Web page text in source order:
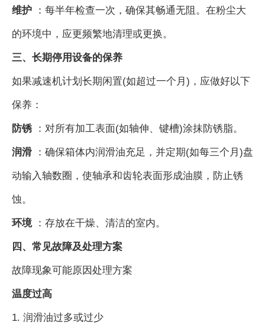
维护：每半年检查一次，确保其畅通无阻。在粉尘大
的环境中，应更频繁地清理或更换。
三、长期停用设备的保养
如果减速机计划长期闲置(如超过一个月)，应做好以下
保养：
防锈：对所有加工表面(如轴伸、键槽)涂抹防锈脂。
润滑：确保箱体内润滑油充足，并定期(如每三个月)盘
动输入轴数圈，使轴承和齿轮表面形成油膜，防止锈
蚀。
环境：存放在干燥、清洁的室内。
四、常见故障及处理方案
故障现象可能原因处理方案
温度过高
1. 润滑油过多或过少